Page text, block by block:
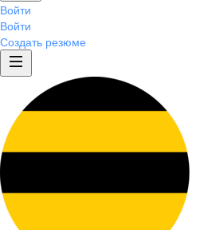
Войти
Войти
Создать резюме